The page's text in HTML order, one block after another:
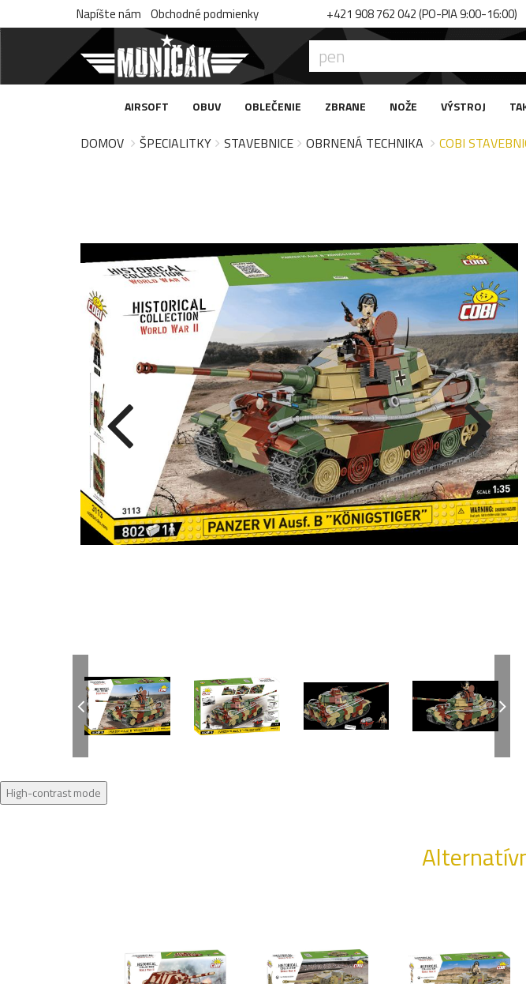
Napíšte nám Obchodné podmienky +421 908 762 042 (PO-PIA 9:00-16:00)
AIRSOFT OBUV OBLEČENIE ZBRANE NOŽE VÝSTROJ
DOMOV ŠPECIALITKY STAVEBNICE OBRNENÁ TECHNIKA COBI
High-contrast mode